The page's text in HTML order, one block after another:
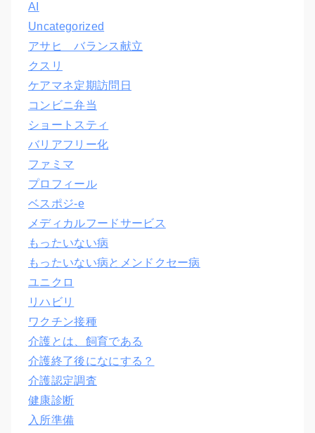
AI
Uncategorized
アサヒ バランス献立
クスリ
ケアマネ定期訪問日
コンビニ弁当
ショートスティ
バリアフリー化
ファミマ
プロフィール
ベスポジ-e
メディカルフードサービス
もったいない病
もったいない病とメンドクセー病
ユニクロ
リハビリ
ワクチン接種
介護とは、飼育である
介護終了後になにする？
介護認定調査
健康診断
入所準備